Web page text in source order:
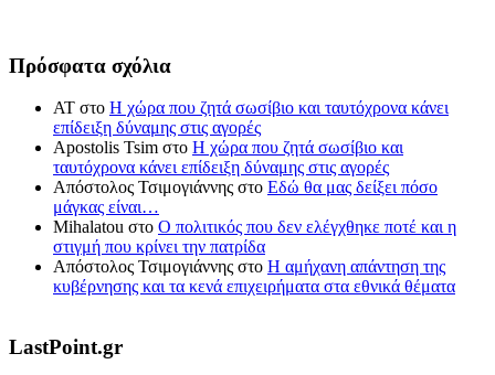
Πρόσφατα σχόλια
ΑΤ στο Η χώρα που ζητά σωσίβιο και ταυτόχρονα κάνει
επίδειξη δύναμης στις αγορές
Apostolis Tsim στο Η χώρα που ζητά σωσίβιο και
ταυτόχρονα κάνει επίδειξη δύναμης στις αγορές
Απόστολος Τσιμογιάννης στο Εδώ θα μας δείξει πόσο
μάγκας είναι…
Mihalatou στο Ο πολιτικός που δεν ελέγχθηκε ποτέ και η
στιγμή που κρίνει την πατρίδα
Απόστολος Τσιμογιάννης στο Η αμήχανη απάντηση της
κυβέρνησης και τα κενά επιχειρήματα στα εθνικά θέματα
LastPoint.gr